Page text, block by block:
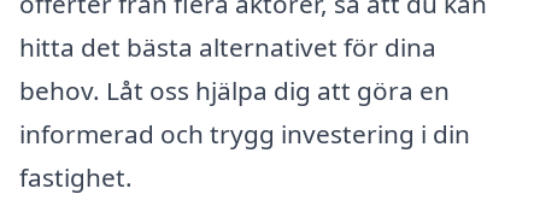
hitta det bästa alternativet för dina
behov. Låt oss hjälpa dig att göra en
informerad och trygg investering i din
fastighet.